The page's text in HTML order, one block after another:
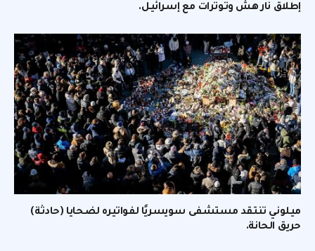
إطلاق نار هش وتوترات مع إسرائيل.
ميلوني تنتقد مستشفى سويسريًا لفواتيره لضحايا (حادثة)
حريق الحانة.